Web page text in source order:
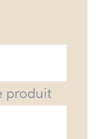
produit